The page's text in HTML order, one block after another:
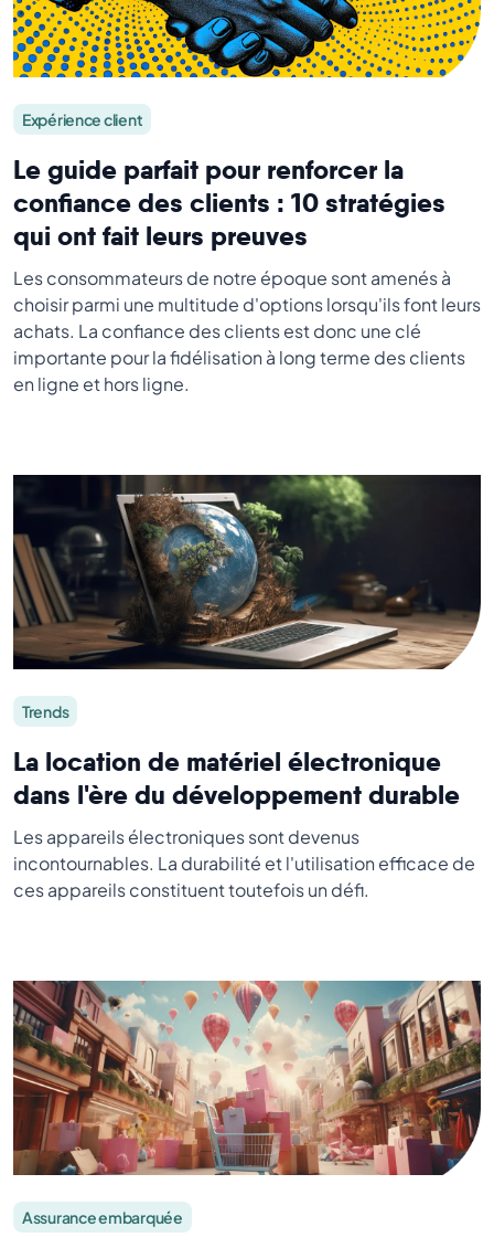
Expérience client
Le guide parfait pour renforcer la
confiance des clients : 10 stratégies
qui ont fait leurs preuves
Les consommateurs de notre époque sont amenés à
choisir parmi une multitude d'options lorsqu'ils font leurs
achats. La confiance des clients est donc une clé
importante pour la fidélisation à long terme des clients
en ligne et hors ligne.
Trends
La location de matériel électronique
dans l'ère du développement durable
Les appareils électroniques sont devenus
incontournables. La durabilité et l'utilisation efficace de
ces appareils constituent toutefois un défi.
Assurance embarquée